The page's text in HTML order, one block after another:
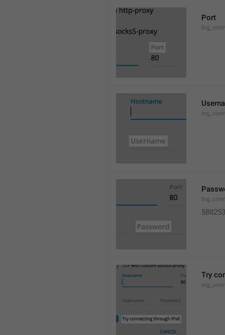
Port
Try